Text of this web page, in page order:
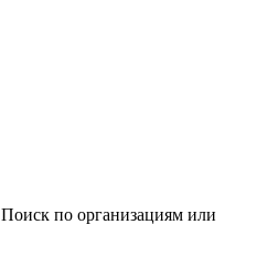
Поиск по организациям или